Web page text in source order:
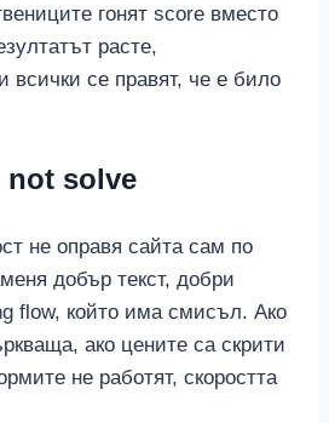
гонят score вместо
расте,
всички се правят, че е било
not solve
не оправя сайта сам по
добър текст, добри
flow, който има смисъл. Ако
ако цените са скрити
не работят, скоростта